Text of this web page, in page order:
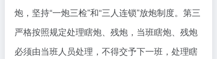
炮，坚持“一炮三检”和“三人连锁”放炮制度。第三
严格按照规定处理瞎炮、残炮，当班瞎炮、残炮
必须由当班人员处理，不得交予下一班，处理瞎